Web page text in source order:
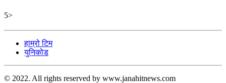
5>
हाम्रो टिम
युनिकोड
© 2022. All rights reserved by www.janahitnews.com